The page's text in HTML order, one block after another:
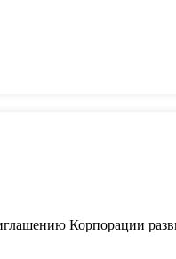
Корпорации